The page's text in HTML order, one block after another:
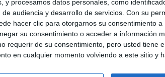
procesamos datos personales, como
audiencia y desarrollo de servicios. Con su
hacer clic para otorgarnos su consentimiento
su consentimiento o acceder a información
requerir de su consentimiento, pero usted tiene
en cualquier momento volviendo a este sitio y
|Anúnciate
generales|Política de cookies
47 - 28006 Madrid [ESPAÑA] - Tel. +34 91 593